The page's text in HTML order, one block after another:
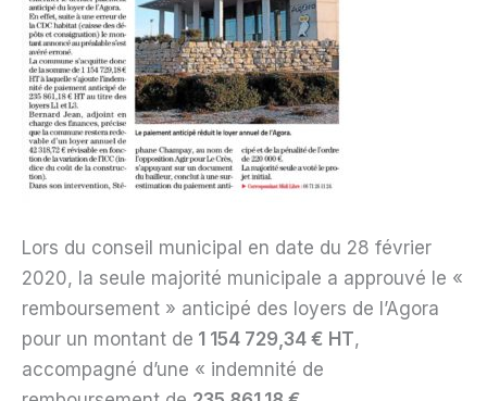
Lors du conseil municipal en date du 28 février
2020, la seule majorité municipale a approuvé le «
remboursement » anticipé des loyers de l’Agora
pour un montant de 1 154 729,34 € HT,
accompagné d’une « indemnité de